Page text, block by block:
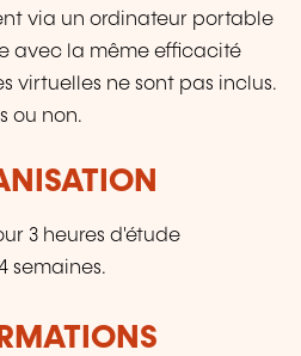
via un ordinateur portable
avec la même efficacité
virtuelles ne sont pas inclus.
ou non.
3 heures d'étude
semaines.